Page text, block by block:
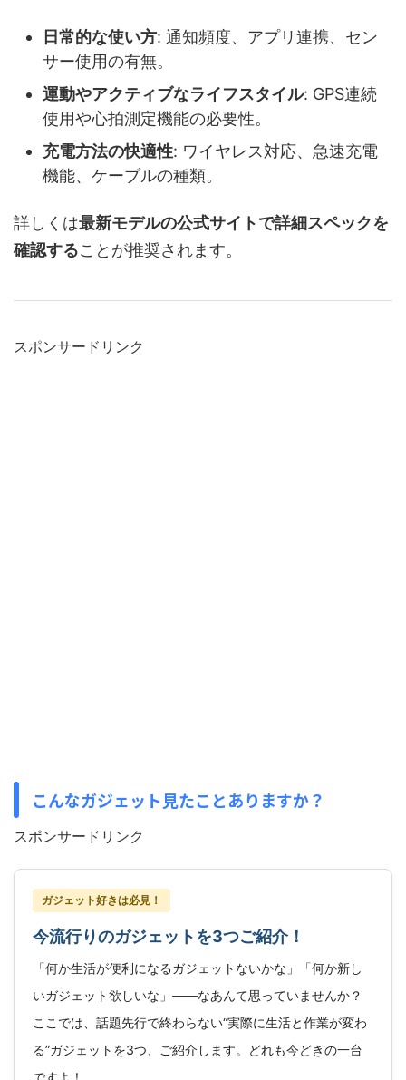
日常的な使い方: 通知頻度、アプリ連携、セン
サー使用の有無。
運動やアクティブなライフスタイル: GPS連続
使用や心拍測定機能の必要性。
充電方法の快適性: ワイヤレス対応、急速充電
機能、ケーブルの種類。
詳しくは最新モデルの公式サイトで詳細スペックを
確認することが推奨されます。
スポンサードリンク
こんなガジェット見たことありますか？
スポンサードリンク
ガジェット好きは必見！
今流行りのガジェットを3つご紹介！
「何か生活が便利になるガジェットないかな」「何か新し
いガジェット欲しいな」——なあんて思っていませんか？
ここでは、話題先行で終わらない“実際に生活と作業が変わ
る”ガジェットを3つ、ご紹介します。どれも今どきの一台